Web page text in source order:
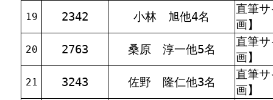
19 2342 小林 旭他4名
直筆
画】
20 2763 桑原 淳一他5名
直筆
画】
21 3243 佐野 隆仁他3名
直筆
画】